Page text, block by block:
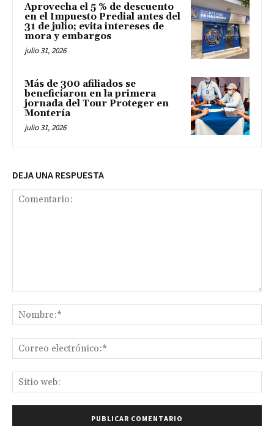
Aprovecha el 5 % de descuento
en el Impuesto Predial antes del
31 de julio; evita intereses de
mora y embargos
julio 31, 2026
Más de 300 afiliados se
beneficiaron en la primera
jornada del Tour Proteger en
Montería
julio 31, 2026
DEJA UNA RESPUESTA